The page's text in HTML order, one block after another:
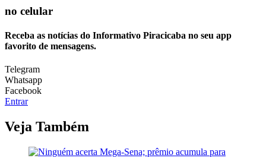
no celular
Receba as notícias do Informativo Piracicaba no seu app
favorito de mensagens.
Telegram
Whatsapp
Facebook
Entrar
Veja Também